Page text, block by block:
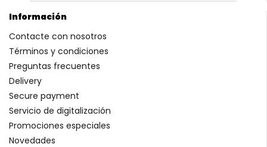
Información
Contacte con nosotros
Términos y condiciones
Preguntas frecuentes
Delivery
Secure payment
Servicio de digitalización
Promociones especiales
Novedades